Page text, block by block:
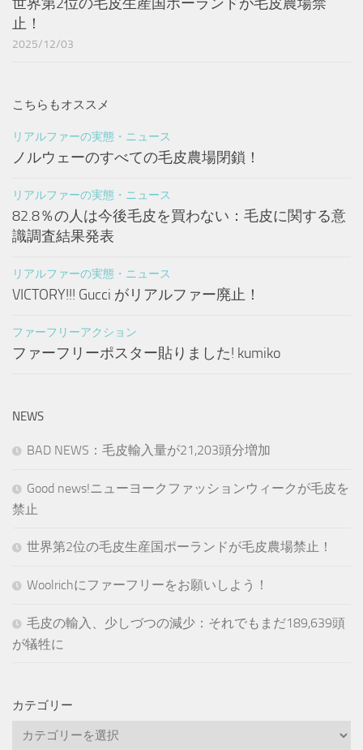
止！
2025/12/03
こちらもオススメ
リアルファーの実態・ニュース
ノルウェーのすべての毛皮農場閉鎖！
リアルファーの実態・ニュース
82.8％の人は今後毛皮を買わない：毛皮に関する意
識調査結果発表
リアルファーの実態・ニュース
VICTORY!!! Gucci がリアルファー廃止！
ファーフリーアクション
ファーフリーポスター貼りました! kumiko
NEWS
BAD NEWS：毛皮輸入量が21,203頭分増加
Good news!ニューヨークファッションウィークが毛皮を
禁止
世界第2位の毛皮生産国ポーランドが毛皮農場禁止！
Woolrichにファーフリーをお願いしよう！
毛皮の輸入、少しづつの減少：それでもまだ189,639頭
が犠牲に
カテゴリー
カ